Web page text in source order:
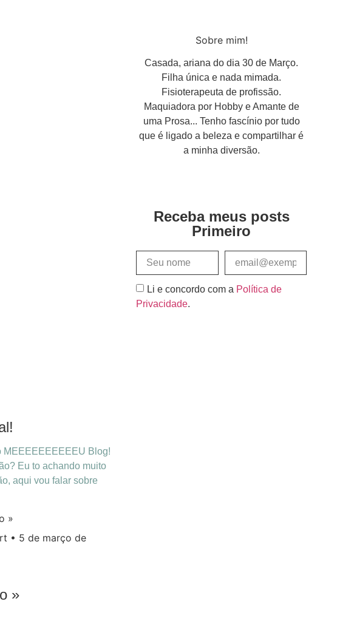
MEEEEEEEEEEU Blog!
Eu to achando muito
aqui vou falar sobre
»
5 de março de
»
Sobre mim!
Casada, ariana do dia 30 de Março.
Filha única e nada mimada.
Fisioterapeuta de profissão.
Maquiadora por Hobby e Amante de
uma Prosa... Tenho fascínio por tudo
que é ligado a beleza e compartilhar é
a minha diversão.
Receba meus posts
Primeiro
Li e concordo com a Política de
Privacidade.